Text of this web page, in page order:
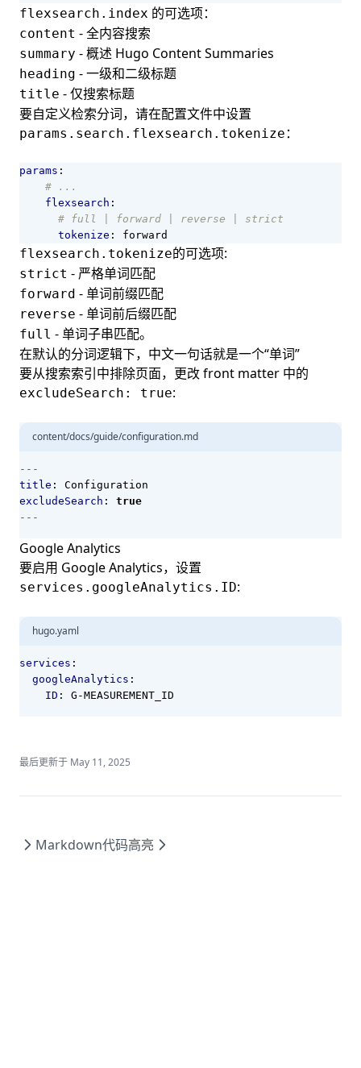
flexsearch.index 的可选项：
content - 全内容搜索
summary - 概述 Hugo Content Summaries
heading - 一级和二级标题
title - 仅搜索标题
要自定义检索分词，请在配置文件中设置
params.search.flexsearch.tokenize ：
params :
# ...
flexsearch :
# full | forward | reverse | strict
tokenize : forward
flexsearch.tokenize的可选项:
strict - 严格单词匹配
forward - 单词前缀匹配
reverse - 单词前后缀匹配
full - 单词子串匹配。
在默认的分词逻辑下，中文一句话就是一个“单词”
要从搜索索引中排除页面，更改 front matter 中的
excludeSearch: true:
content/docs/guide/configuration.md
---
title :
Configuration
excludeSearch :
true
---
Google Analytics
要启用 Google Analytics，设置
services.googleAnalytics.ID:
hugo.yaml
services :
googleAnalytics :
ID : G-MEASUREMENT_ID
最后更新于 May 11, 2025
Markdown代码高亮